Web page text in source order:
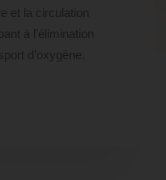
et la circulation
à l’élimination
d’oxygène.